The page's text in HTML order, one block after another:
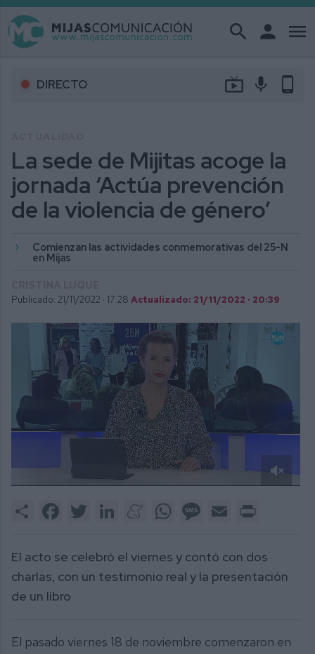
search person menu
DIRECTO live_tv mic phone_android
La sede de Mijitas acoge la
jornada ‘Actúa prevención
de la violencia de género’
Comienzan las actividades conmemorativas del 25-N
en Mijas
Publicado: 21/11/2022 · 17:28 Actualizado: 21/11/2022 · 20:39
2
Share FacebookTwitter LinkedInMeneameWhatsAppMessage
Email
El acto se celebró el viernes y contó con dos
charlas, con un testimonio real y la presentación
de un libro
El pasado viernes 18 de noviembre comenzaron en